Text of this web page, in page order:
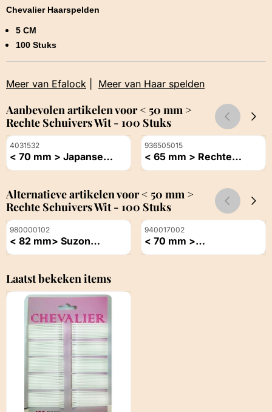
Chevalier Haarspelden
5 CM
100 Stuks
Meer van Efalock Meer van Haar spelden
Aanbevolen artikelen voor< 50 mm >
Rechte Schuivers Wit - 100 Stuks
Artikelnummer
4031532
< 70 mm > Japanse
Haarspeld Brons
Prijs niet zichtbaar
Artikelnummer
936505015
< 65 mm > Rechte
Spelden Bruin
Prijs niet zichtbaar
Alternatieve artikelen voor< 50 mm >
Rechte Schuivers Wit - 100 Stuks
Artikelnummer
980000102
< 82 mm> Suzon
Haarspelden Zwart
Prijs niet zichtbaar
Artikelnummer
940017002
< 70 mm >
Haarschuifspeld Lisette
Prijs niet zichtbaar
Laatst bekeken items